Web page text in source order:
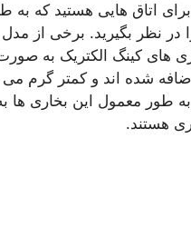
اتاق هایی هستید که
نظر بگیرید. برخی از مدل
های کینگ الکتریک به
شده اند و کمتر گرم می
به طور معمول این بخاری
هستند.